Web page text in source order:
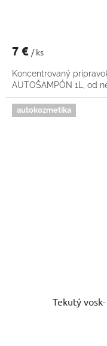
7 € / ks
Koncentrovaný
AUTOŠAMPÓN 1L, od
autokozmetika
Tekutý